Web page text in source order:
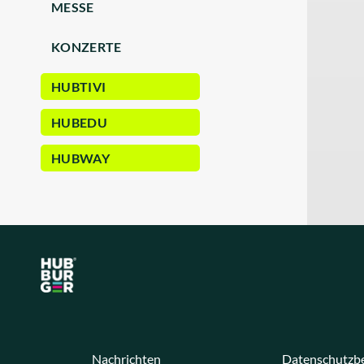
MESSE
KONZERTE
HUBTIVI
HUBEDU
HUBWAY
Nachrichten